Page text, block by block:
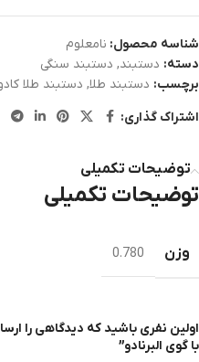
شناسه محصول: نامعلوم
دسته: دستبند, دستبند سنگی
برچسب: دستبند طلا, دستبند طلا
اشتراک گذاری:
توضیحات تکمیلی
توضیحات تکمیلی
وزن 0.780
اولین نفری باشید که دیدگاهی را
با گوی البرنادو”